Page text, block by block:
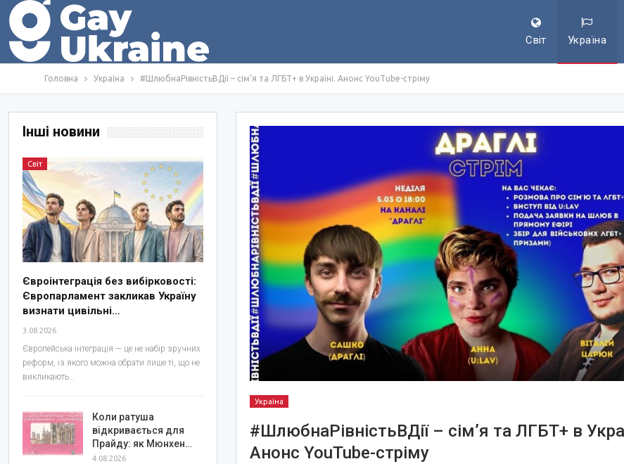
Світ Україна
Головна Україна #ШлюбнаРівністьВДії – сім’я та ЛГБТ+ в Україні. Анонс YouTube-стріму
Україна
#ШлюбнаРівністьВДії – сім’я та ЛГБТ+ в
Анонс YouTube-стріму
Інші новини
Світ
Євроінтеграція без вибірковості:
Європарламент закликав Україну
визнати цивільні…
3.08.2026
Європейська інтеграція — це не набір зручних
реформ, із якого можна обрати лише ті, що не
викликають…
Коли ратуша
відкривається для
Прайду: як Мюнхен…
4.08.2026